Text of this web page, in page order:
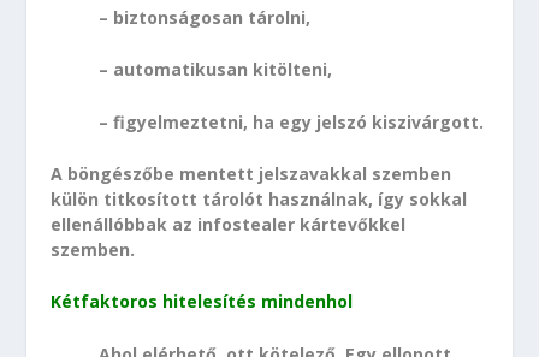
– biztonságosan tárolni,
– automatikusan kitölteni,
– figyelmeztetni, ha egy jelszó kiszivárgott.
A böngészőbe mentett jelszavakkal szemben
külön titkosított tárolót használnak, így sokkal
ellenállóbbak az infostealer kártevőkkel
szemben.
Kétfaktoros hitelesítés mindenhol